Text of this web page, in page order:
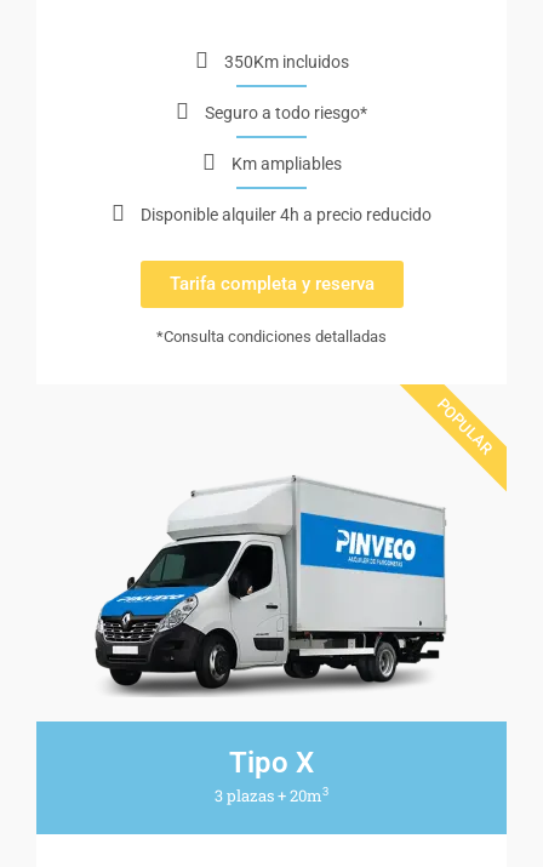
350Km incluidos
Seguro a todo riesgo*
Km ampliables
Disponible alquiler 4h a precio reducido
Tarifa completa y reserva
*Consulta condiciones detalladas
POPULAR
Tipo X
3 plazas + 20m3